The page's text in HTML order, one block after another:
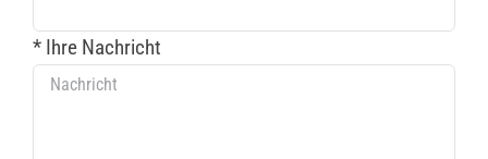
* Ihre Nachricht